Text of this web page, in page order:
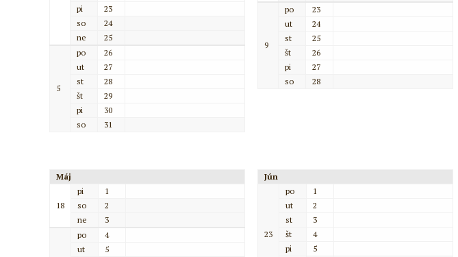
pi
23
so
24
ne
25
5
po
26
ut
27
st
28
št
29
pi
30
so
31
9
po
23
ut
24
st
25
št
26
pi
27
so
28
Máj
18
pi
1
so
2
ne
3
po
4
ut
5
Jún
23
po
1
ut
2
st
3
št
4
pi
5